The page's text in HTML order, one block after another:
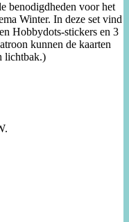
benodigdheden voor het
Winter. In deze set vind
Hobbydots-stickers en 3
kunnen de kaarten
lichtbak.)